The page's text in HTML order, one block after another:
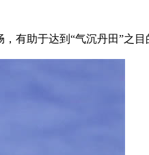
助于达到“气沉丹田”之目